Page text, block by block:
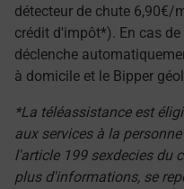
détecteur de chute
crédit d'impôt*). En cas
déclenche
à domicile et le Bipper
*La téléassistance est
aux services à la
l'article 199 sexdecies du
plus d'informations, se